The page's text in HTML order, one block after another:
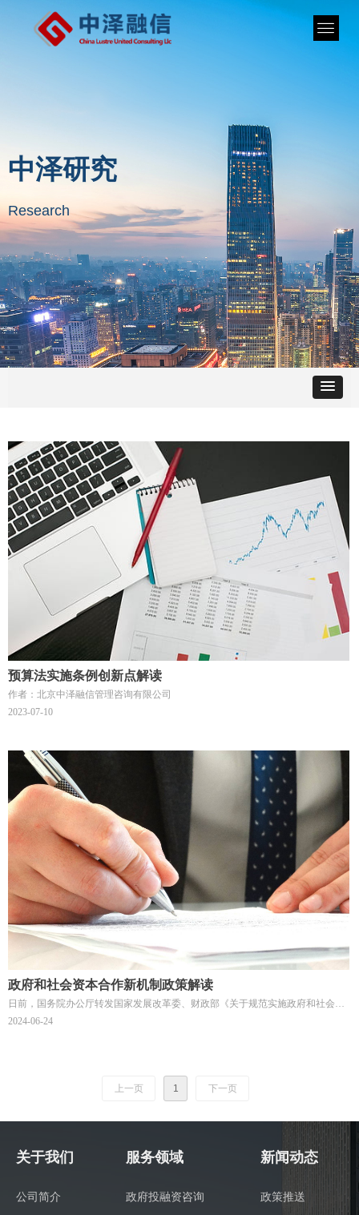
中泽研究
Research
预算法实施条例创新点解读
作者：北京中泽融信管理咨询有限公司
2023-07-10
政府和社会资本合作新机制政策解读
日前，国务院办公厅转发国家发展改革委、财政部《关于规范实施政府和社会资
本合作新机制的指导意见》（国办函〔2023〕115号，以下简称115号文或文件）
式、合理把握重点领域、优先选择民营企业参与、明确管理责任分工、规范建设
管理和加强运营监管等方面提出稳妥实施新要求。
2024-06-24
上一页 1 下一页
关于我们
公司简介
服务领域
政府投融资咨询
新闻动态
政策推送